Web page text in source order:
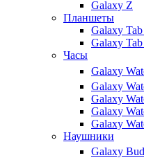
Galaxy Z
Планшеты
Galaxy Tab
Galaxy
Часы
Galaxy
Galaxy
Galaxy
Galaxy
Galaxy
Наушники
Galaxy